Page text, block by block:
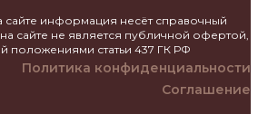
сайте информация несёт справочный
сайте не является публичной офертой,
положениями статьи 437 ГК РФ
Политика конфиденциальности
Соглашение